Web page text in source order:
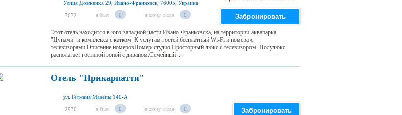
Улица Довженка 29, Ивано-Франковск, 76005, Украина
7672 я был 0 я хочу сюда 0 Забронировать
Этот отель находится в юго-западной части Ивано-Франковска, на территории аквапарка
"Цунами" и комплекса с катком. К услугам гостей бесплатный Wi-Fi и номера с
телевизорами.Описание номеровНомер-студио Просторный люкс с телевизором. Полулюкс
располагает гостиной зоной с диваном.Семейный ...
Отель "Прикарпаття"
ул. Гетмана Мазепы 140-А
2930 я был 0 я хочу сюда 0 Забронировать